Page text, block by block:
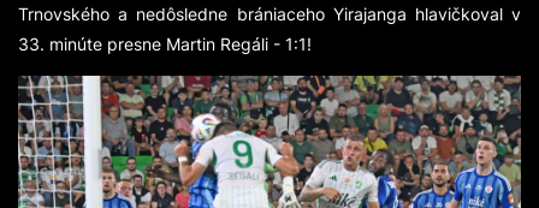
Trnovského a nedôsledne brániaceho Yirajanga hlavičkoval v
33. minúte presne Martin Regáli - 1:1!